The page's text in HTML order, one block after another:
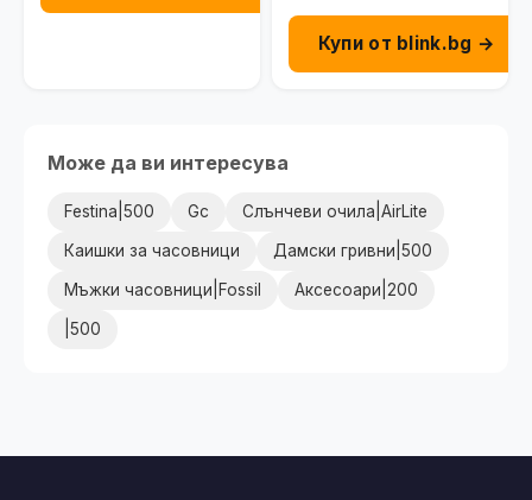
Купи от blink.bg →
Може да ви интересува
Festina|500 Gc Слънчеви очила|AirLite
Каишки за часовници Дамски гривни|500
Мъжки часовници|Fossil Аксесоари|200
|500